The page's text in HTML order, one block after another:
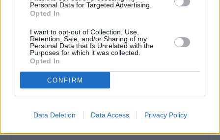
Personal Data for Targeted Advertising.
Opted In
I want to opt-out of Collection, Use,
Retention, Sale, and/or Sharing of my
Personal Data that Is Unrelated with the
Purposes for which it was collected.
Opted In
CONFIRM
Data Deletion Data Access Privacy Policy